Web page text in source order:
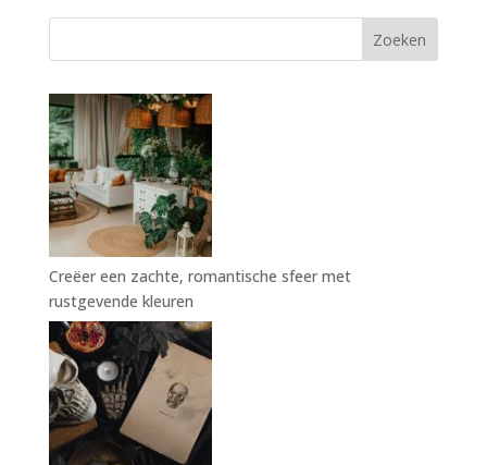
Zoeken
Creëer een zachte, romantische sfeer met
rustgevende kleuren